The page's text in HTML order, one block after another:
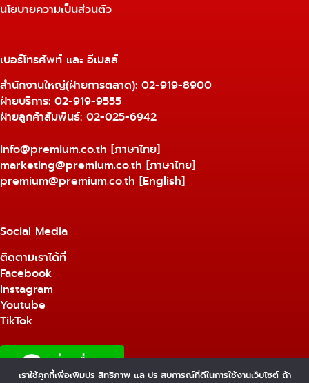
นโยบายความเป็นส่วนตัว
เบอร์โทรศัพท์ และ อีเมลล์
สำนักงานใหญ่(ฝ่ายการตลาด): 02-919-8900
ฝ่ายบริการ: 02-919-9555
ฝ่ายลูกค้าสัมพันธ์: 02-025-6942
info@premium.co.th [ภาษาไทย]
marketing@premium.co.th [ภาษาไทย]
premium@premium.co.th [English]
Social Media
ติดตามเราได้ที่
Facebook
Instagram
Youtube
TikTok
เราใช้คุกกี้เพื่อเพิ่มประสิทธิภาพ และประสบการณ์ที่ดีในการใช้งานเว็บไซต์ ถ้า
1